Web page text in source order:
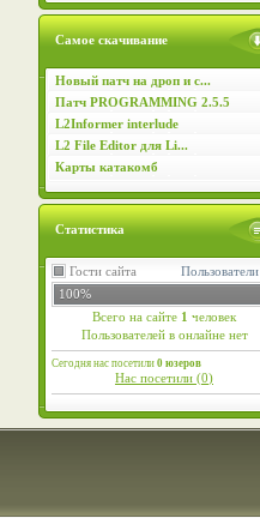
Самое скачивание
Новый патч на дроп и с...
Патч PROGRAMMING 2.5.5
L2Informer interlude
L2 File Editor для Li...
Карты катакомб
Статистика
Пользователи
Гости сайта
100%
Всего на сайте 1 человек
Пользователей в онлайне нет
Сегодня нас посетили 0 юзеров
Нас посетили (0)